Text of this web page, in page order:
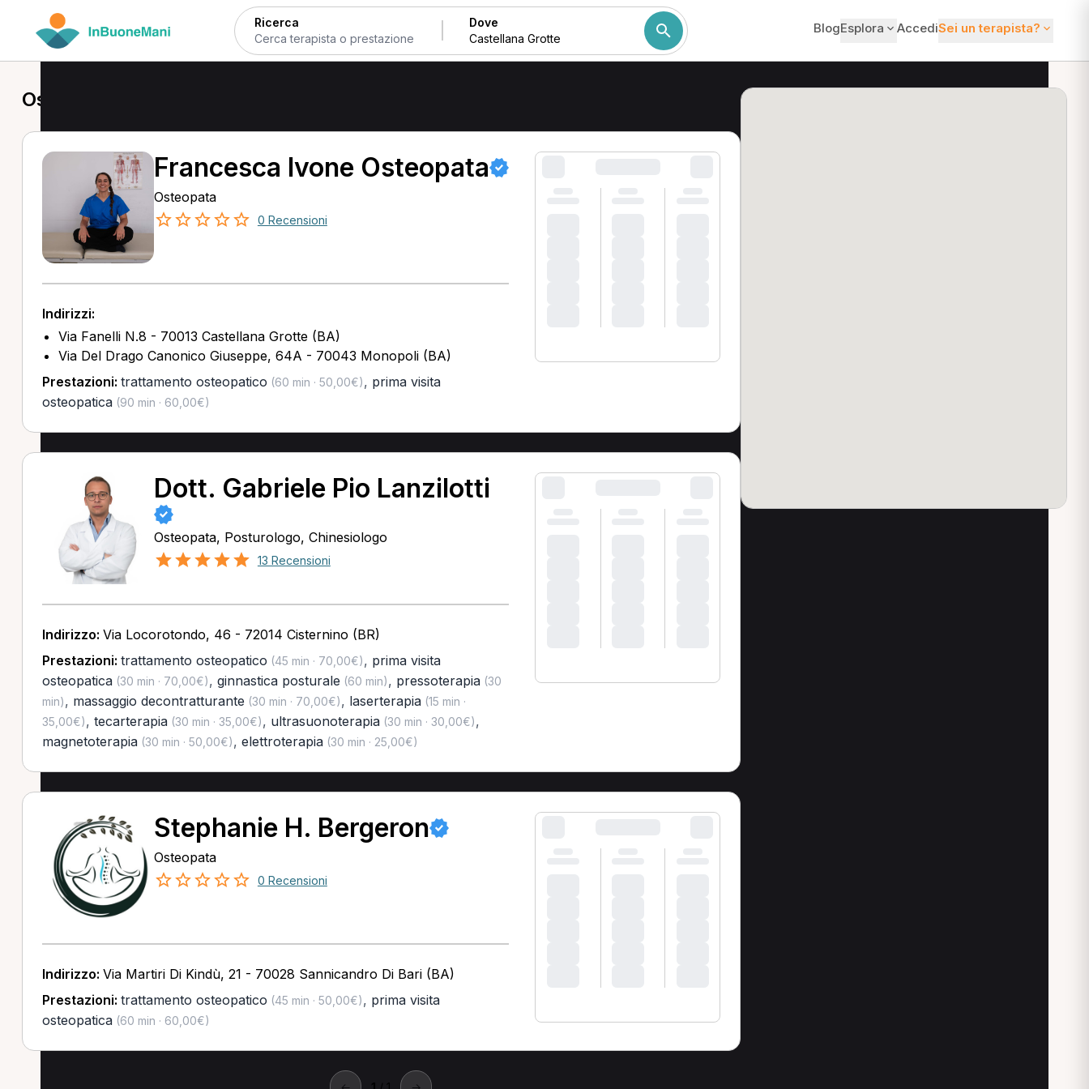
Ricerca Dove BlogEsplora AccediSei un terapista?
Osteopata a Castellana Grotte
Francesca Ivone Osteopata
Osteopata
0 Recensioni
Indirizzi:
Via Fanelli N.8 - 70013 Castellana Grotte (BA)
Via Del Drago Canonico Giuseppe, 64A - 70043 Monopoli (BA)
Prestazioni: trattamento osteopatico (60 min · 50,00€), prima visita
osteopatica(90 min · 60,00€)
Dott. Gabriele Pio Lanzilotti
Osteopata, Posturologo, Chinesiologo
13 Recensioni
Indirizzo: Via Locorotondo, 46 - 72014 Cisternino (BR)
Prestazioni: trattamento osteopatico (45 min · 70,00€), prima visita
osteopatica(30 min · 70,00€), ginnastica posturale (60 min), pressoterapia(30
min), massaggio decontratturante (30 min · 70,00€), laserterapia(15 min ·
35,00€), tecarterapia(30 min · 35,00€), ultrasuonoterapia(30 min · 30,00€),
magnetoterapia(30 min · 50,00€), elettroterapia(30 min · 25,00€)
Stephanie H. Bergeron
Osteopata
0 Recensioni
Indirizzo: Via Martiri Di Kindù, 21 - 70028 Sannicandro Di Bari (BA)
Prestazioni: trattamento osteopatico (45 min · 50,00€), prima visita
osteopatica(60 min · 60,00€)